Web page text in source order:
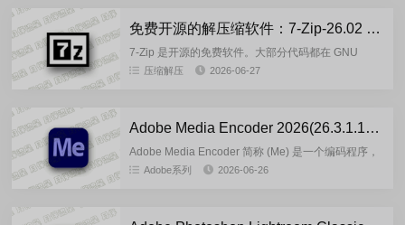
免费开源的解压缩软件：7-Zip-26.02 官方正式版
7-Zip 是开源的免费软件。大部分代码都在 GNU
LGPL 许可下。代码的某些部分受 BSD 3 条款许可。
压缩解压 2026-06-27
Adobe Media Encoder 2026(26.3.1.1)-m0nkrus 多语言版
Adobe Media Encoder 简称 (Me) 是一个编码程序，
允许您将音频和视频文件编码为各种分发格式，供各
Adobe系列 2026-06-26